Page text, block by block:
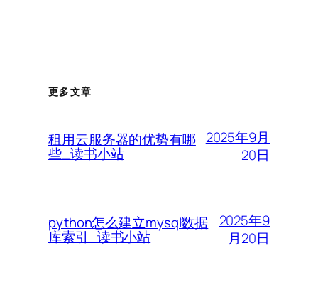
更多文章
租用云服务器的优势有哪
些_读书小站
2025年9月
20日
python怎么建立mysql数据
库索引_读书小站
2025年9
月20日